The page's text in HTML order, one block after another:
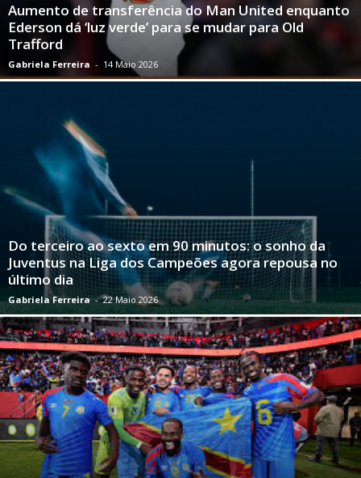
Aumento de transferência do Man United enquanto
Ederson dá ‘luz verde’ para se mudar para Old
Trafford
Gabriela Ferreira - 14 Maio 2026
Do terceiro ao sexto em 90 minutos: o sonho da
Juventus na Liga dos Campeões agora repousa no
último dia
Gabriela Ferreira - 22 Maio 2026